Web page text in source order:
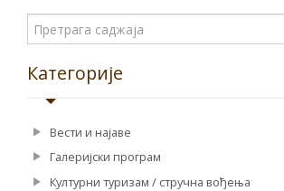
Категорије
Вести и најаве
Галеријски програм
Културни туризам / стручна вођења